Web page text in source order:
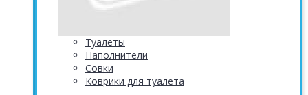
Туалеты
Наполнители
Совки
Коврики для туалета